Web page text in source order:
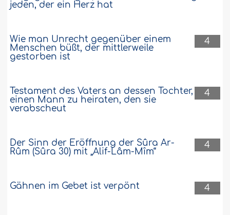
Weiter
Man soll der rechtschaffenen Frau Gutes
Ein armer Mann hat eine Frau geheiratet
und sie ist geduldig und steht in allen
Prüfungen und Beschwernissen zu ihm.
Manchmal kommt es sogar so weit, dass
sie etwas von ihrem Gold verkaufen muss
Weiter
jeden, der ein Herz hat
4
Wie man Unrecht gegenüber einem
Menschen büßt, der mittlerweile
gestorben ist
4
Testament des Vaters an dessen Tochter,
einen Mann zu heiraten, den sie
verabscheut
4
Der Sinn der Eröffnung der Sûra Ar-
Rûm (Sûra 30) mit „Alif-Lâm-Mîm“
4
Gähnen im Gebet ist verpönt